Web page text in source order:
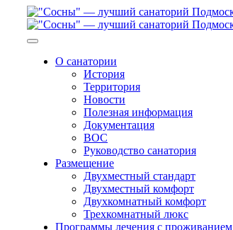
О санатории
История
Территория
Новости
Полезная информация
Документация
ВОС
Руководство санатория
Размещение
Двухместный стандарт
Двухместный комфорт
Двухкомнатный комфорт
Трехкомнатный люкс
Программы лечения с проживанием